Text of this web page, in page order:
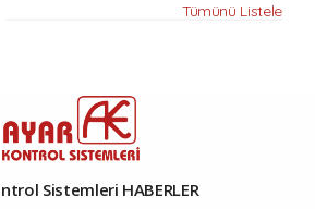
Tümünü Listele
Sistemleri HABERLER